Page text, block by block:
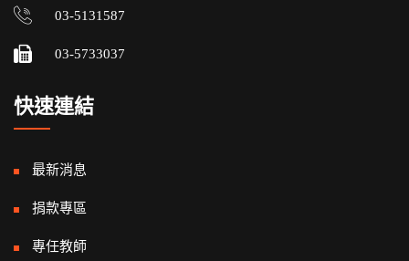
03-5131587
03-5733037
快速連結
最新消息
捐款專區
專任教師